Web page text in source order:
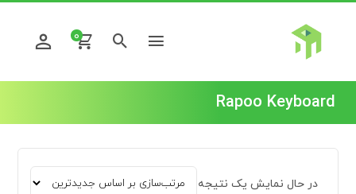
0
Rapoo Keyboard
در حال نمایش یک نتیجه